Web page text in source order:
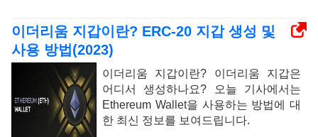
이더리움 지갑이란? ERC-20 지갑 생성 및
사용 방법(2023)
이더리움 지갑이란? 이더리움 지갑은
어디서 생성하나요? 오늘 기사에서는
Ethereum Wallet을 사용하는 방법에 대
한 최신 정보를 보여드립니다.